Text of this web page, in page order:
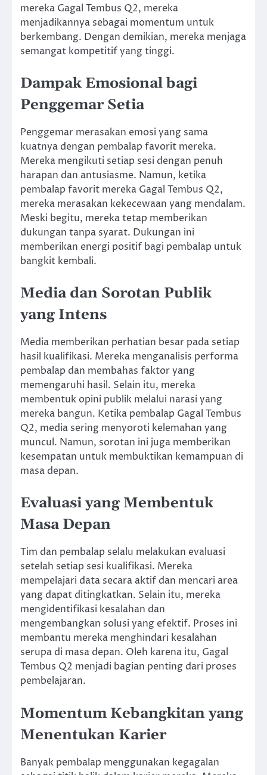
mereka Gagal Tembus Q2, mereka
menjadikannya sebagai momentum untuk
berkembang. Dengan demikian, mereka menjaga
semangat kompetitif yang tinggi.
Dampak Emosional bagi
Penggemar Setia
Penggemar merasakan emosi yang sama
kuatnya dengan pembalap favorit mereka.
Mereka mengikuti setiap sesi dengan penuh
harapan dan antusiasme. Namun, ketika
pembalap favorit mereka Gagal Tembus Q2,
mereka merasakan kekecewaan yang mendalam.
Meski begitu, mereka tetap memberikan
dukungan tanpa syarat. Dukungan ini
memberikan energi positif bagi pembalap untuk
bangkit kembali.
Media dan Sorotan Publik
yang Intens
Media memberikan perhatian besar pada setiap
hasil kualifikasi. Mereka menganalisis performa
pembalap dan membahas faktor yang
memengaruhi hasil. Selain itu, mereka
membentuk opini publik melalui narasi yang
mereka bangun. Ketika pembalap Gagal Tembus
Q2, media sering menyoroti kelemahan yang
muncul. Namun, sorotan ini juga memberikan
kesempatan untuk membuktikan kemampuan di
masa depan.
Evaluasi yang Membentuk
Masa Depan
Tim dan pembalap selalu melakukan evaluasi
setelah setiap sesi kualifikasi. Mereka
mempelajari data secara aktif dan mencari area
yang dapat ditingkatkan. Selain itu, mereka
mengidentifikasi kesalahan dan
mengembangkan solusi yang efektif. Proses ini
membantu mereka menghindari kesalahan
serupa di masa depan. Oleh karena itu, Gagal
Tembus Q2 menjadi bagian penting dari proses
pembelajaran.
Momentum Kebangkitan yang
Menentukan Karier
Banyak pembalap menggunakan kegagalan